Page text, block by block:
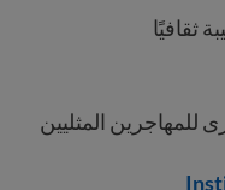
ثقافيًا
للمهاجرين المثليين